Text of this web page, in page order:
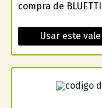
compra de
Usar este